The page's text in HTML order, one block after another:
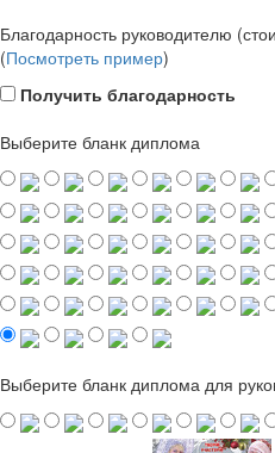
Благодарность руководителю
(Посмотреть пример)
Получить благодарность
Выберите бланк диплома
Выберите бланк диплома для